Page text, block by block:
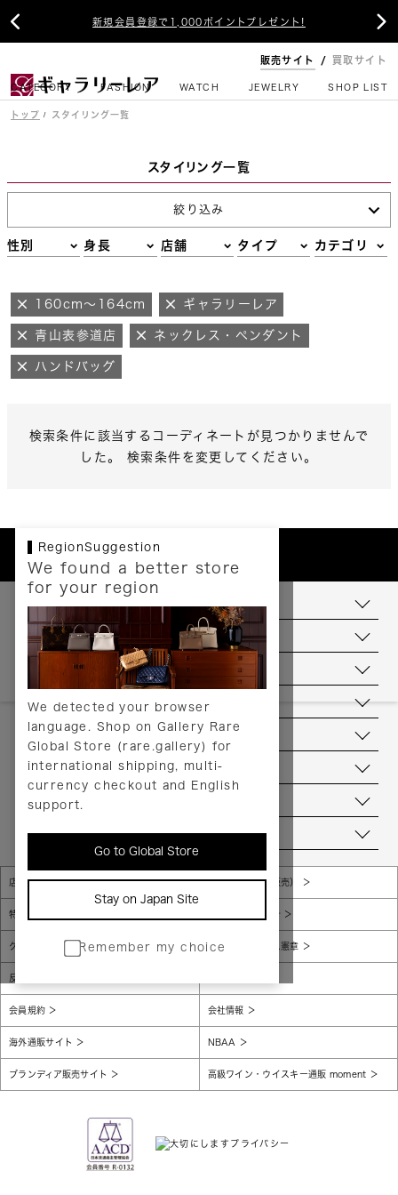
新規会員登録で1,000ポイントプレゼント!
 
販売サイト 買取サイト
CATEGORY FASHION WATCH JEWELRY SHOP LIST
トップ スタイリング一覧
スタイリング一覧
絞り込み
性別 身長 店舗 タイプ カテゴリ
160cm～164cm ギャラリーレア
青山表参道店 ネックレス・ペンダント
ハンドバッグ
検索条件に該当するコーディネートが見つかりませんで
した。 検索条件を変更してください。
RegionSuggestion
We found a better store
for your region
We detected your browser
language. Shop on Gallery Rare
Global Store (rare.gallery) for
international shipping, multi-
currency checkout and English
support.
Go to Global Store
Stay on Japan Site
Remember my choice
お支払いについて
配送について
送料について
返品について
ヘルプ
お問い合わせ
当店について
店舗一覧 販売規約（店頭販売）
特定商取引法に基づく表示 個人情報保護方針
グローバルプライバシーポリシー コンプライアンス憲章
反社会的勢力に対する基本方針
会員規約 会社情報
海外通販サイト NBAA
ブランディア販売サイト 高級ワイン・ウイスキー通販 moment